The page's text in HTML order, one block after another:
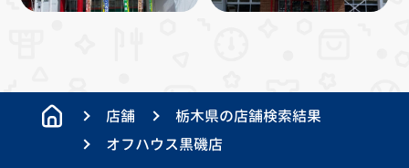
店舗
栃木県の店舗検索結果
オフハウス黒磯店